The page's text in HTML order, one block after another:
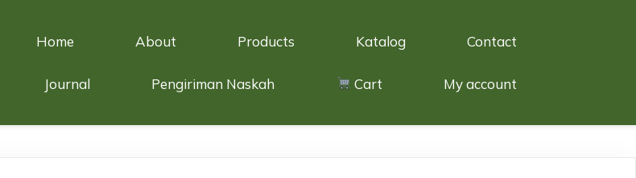
Home About Products Katalog Contact
Journal Pengiriman Naskah Cart My account